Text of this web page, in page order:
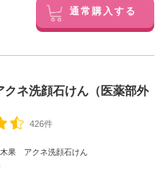
通常購入する
クネ洗顔石けん（医薬部外
426件
果 アクネ洗顔石けん